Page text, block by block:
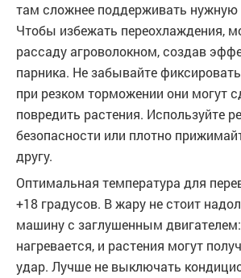
там сложнее поддерживать нужную
Чтобы избежать переохлаждения,
рассаду агроволокном, создав
парника. Не забывайте
при резком торможении они могут
повредить растения. Используйте
безопасности или плотно
другу.
Оптимальная температура для
+18 градусов. В жару не стоит
машину с заглушенным
нагревается, и растения могут
удар. Лучше не выключать